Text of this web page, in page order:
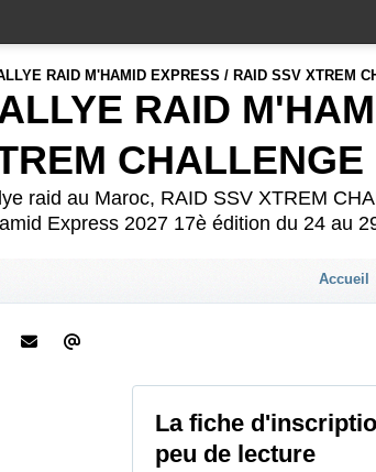
RAID
CHALLENGE
raid au Maroc, RAID SSV XTREM
Express 2027 17è édition du 24 au
Accueil
La fiche
peu de lecture